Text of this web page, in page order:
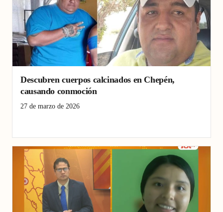
Descubren cuerpos calcinados en Chepén,
causando conmoción
27 de marzo de 2026